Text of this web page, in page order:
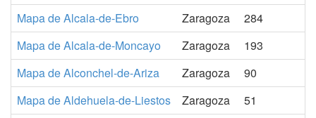
Mapa de Alcala-de-Ebro
Zaragoza
284
Mapa de Alcala-de-Moncayo
Zaragoza
193
Mapa de Alconchel-de-Ariza
Zaragoza
90
Mapa de Aldehuela-de-Liestos
Zaragoza
51